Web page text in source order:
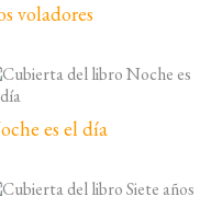
voladores
es el día